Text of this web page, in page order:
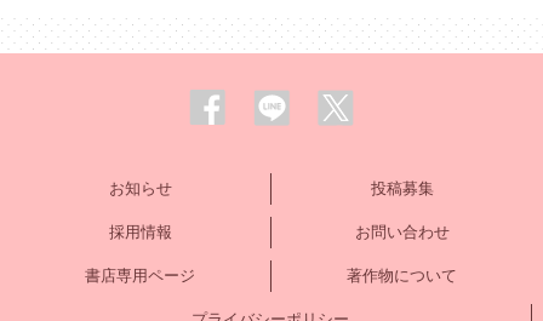
お知らせ 投稿募集
採用情報 お問い合わせ
書店専用ページ 著作物について